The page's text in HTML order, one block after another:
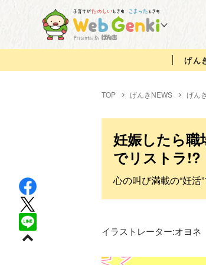
げん
TOP げんきNEWS げん
妊娠したら職
でリストラ!?
心の叫び満載の“妊活
イラストレーター:オヨネ